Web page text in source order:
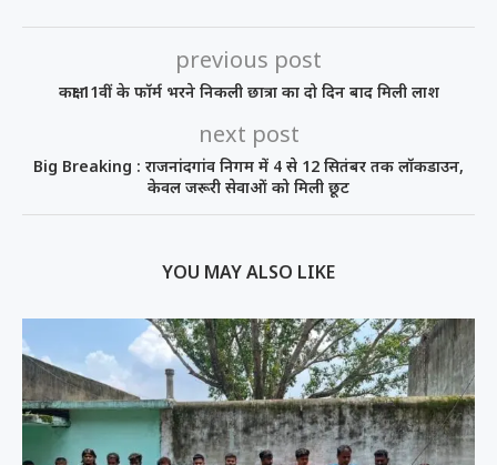
previous post
कक्षा 11वीं के फॉर्म भरने निकली छात्रा का दो दिन बाद मिली लाश
next post
Big Breaking : राजनांदगांव निगम में 4 से 12 सितंबर तक लॉकडाउन,
केवल जरूरी सेवाओं को मिली छूट
YOU MAY ALSO LIKE